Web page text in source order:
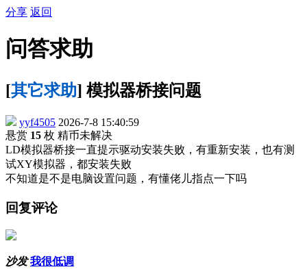
分享 返回
问答求助
[其它求助] 模拟器桥接问题
yyf4505 2026-7-8 15:40:59
悬赏 15 枚 精币未解决
LD模拟器桥接一直提示驱动安装失败，有重新安装，也有测
试XY模拟器，都安装失败
不知道是不是电脑设置问题，有懂佬儿指点一下吗
回复评论
沙发 我很低调